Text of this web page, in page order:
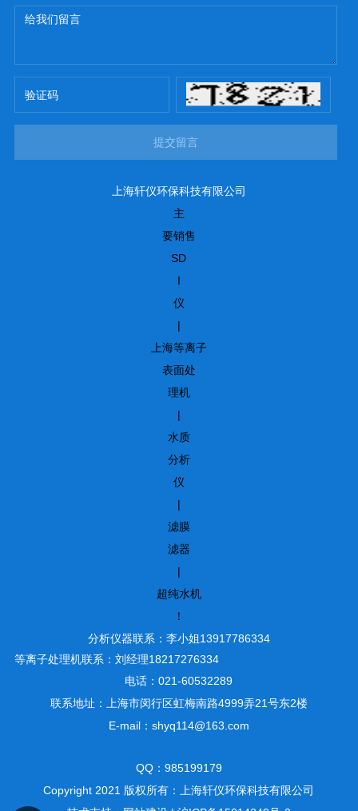
提交留言
上海轩仪环保科技有限公司
主
要销售
SD
I
仪
|
上海等离子
表面处
理机
|
水质
分析
仪
|
滤膜
滤器
|
超纯水机
！
分析仪器联系：李小姐13917786334
等离子处理机联系：刘经理18217276334
电话：021-60532289
联系地址：上海市闵行区虹梅南路4999弄21号东2楼
E-mail：shyq114@163.com
QQ：985199179
Copyright 2021 版权所有：上海轩仪环保科技有限公司